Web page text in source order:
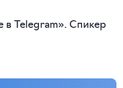
в Telegram». Спикер